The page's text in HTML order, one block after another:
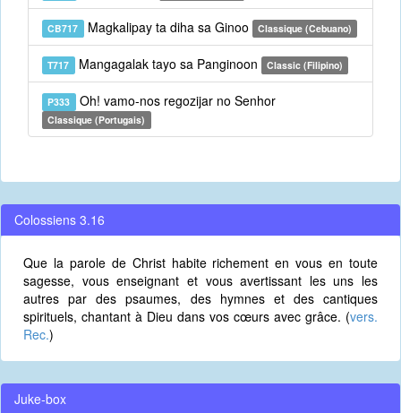
CB717 Magkalipay ta diha sa Ginoo Classique (Cebuano)
T717 Mangagalak tayo sa Panginoon Classic (Filipino)
P333 Oh! vamo-nos regozijar no Senhor
Classique (Portugais)
Colossiens 3.16
Que la parole de Christ habite richement en vous en toute
sagesse, vous enseignant et vous avertissant les uns les
autres par des psaumes, des hymnes et des cantiques
spirituels, chantant à Dieu dans vos cœurs avec grâce. (vers.
Rec.)
Juke-box